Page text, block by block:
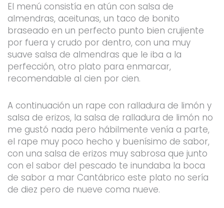
El menú consistía en atún con salsa de
almendras, aceitunas, un taco de bonito
braseado en un perfecto punto bien crujiente
por fuera y crudo por dentro, con una muy
suave salsa de almendras que le iba a la
perfección, otro plato para enmarcar,
recomendable al cien por cien.
A continuación un rape con ralladura de limón y
salsa de erizos, la salsa de ralladura de limón no
me gustó nada pero hábilmente venía a parte,
el rape muy poco hecho y buenísimo de sabor,
con una salsa de erizos muy sabrosa que junto
con el sabor del pescado te inundaba la boca
de sabor a mar Cantábrico este plato no sería
de diez pero de nueve coma nueve.